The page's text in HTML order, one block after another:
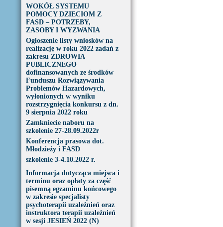
WOKÓŁ SYSTEMU
POMOCY DZIECIOM Z
FASD – POTRZEBY,
ZASOBY I WYZWANIA
Ogłoszenie listy wniosków na
realizację w roku 2022 zadań z
zakresu ZDROWIA
PUBLICZNEGO
dofinansowanych ze środków
Funduszu Rozwiązywania
Problemów Hazardowych,
wyłonionych w wyniku
rozstrzygnięcia konkursu z dn.
9 sierpnia 2022 roku
Zamkniecie naboru na
szkolenie 27-28.09.2022r
Konferencja prasowa dot.
Młodzieży i FASD
szkolenie 3-4.10.2022 r.
Informacja dotycząca miejsca i
terminu oraz opłaty za część
pisemną egzaminu końcowego
w zakresie specjalisty
psychoterapii uzależnień oraz
instruktora terapii uzależnień
w sesji JESIEŃ 2022 (N)